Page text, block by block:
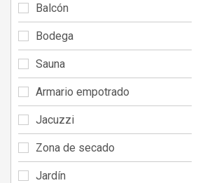
Balcón
Bodega
Sauna
Armario empotrado
Jacuzzi
Zona de secado
Jardín